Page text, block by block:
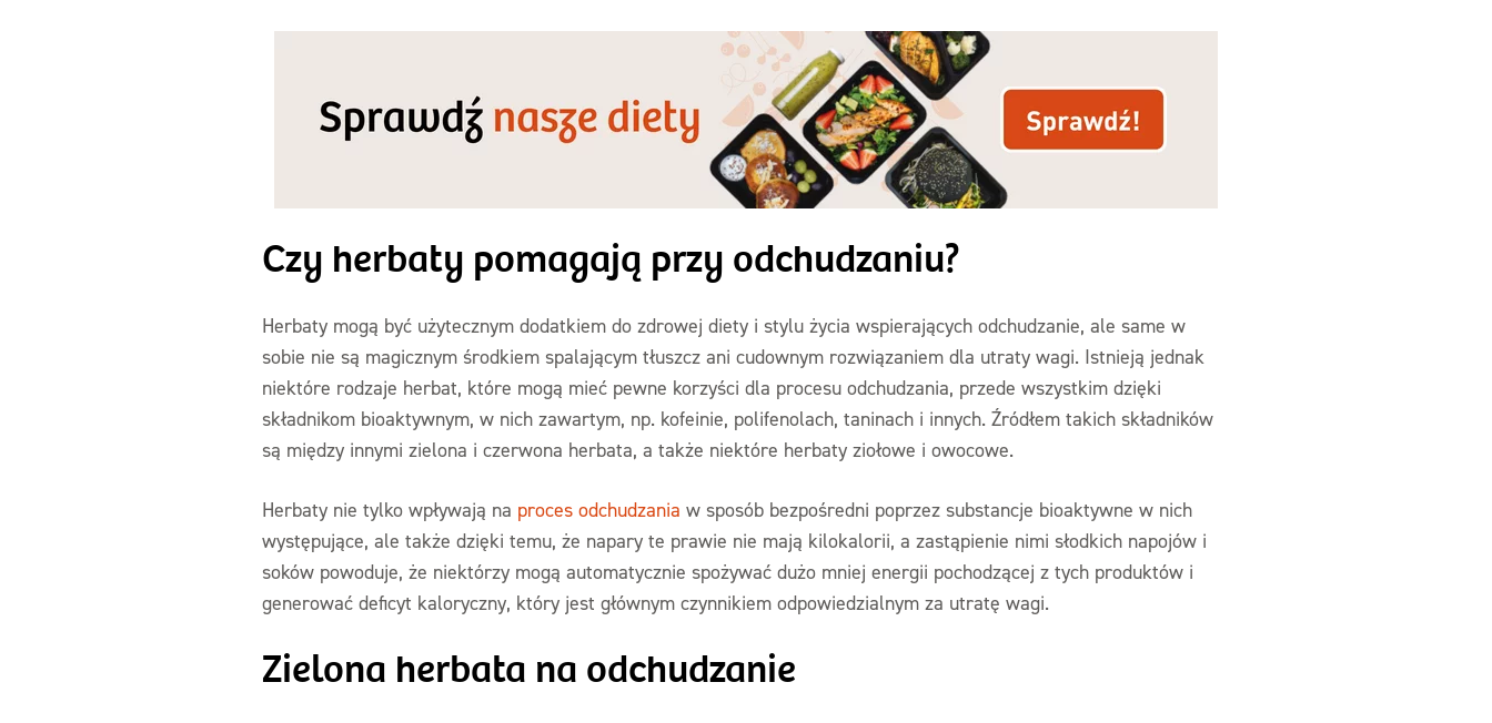
Czy herbaty pomagają przy odchudzaniu?
Herbaty mogą być użytecznym dodatkiem do zdrowej diety i stylu życia wspierających odchudzanie, ale same w
sobie nie są magicznym środkiem spalającym tłuszcz ani cudownym rozwiązaniem dla utraty wagi. Istnieją jednak
niektóre rodzaje herbat, które mogą mieć pewne korzyści dla procesu odchudzania, przede wszystkim dzięki
składnikom bioaktywnym, w nich zawartym, np. kofeinie, polifenolach, taninach i innych. Źródłem takich składników
są między innymi zielona i czerwona herbata, a także niektóre herbaty ziołowe i owocowe.
Herbaty nie tylko wpływają na proces odchudzania w sposób bezpośredni poprzez substancje bioaktywne w nich
występujące, ale także dzięki temu, że napary te prawie nie mają kilokalorii, a zastąpienie nimi słodkich napojów i
soków powoduje, że niektórzy mogą automatycznie spożywać dużo mniej energii pochodzącej z tych produktów i
generować deficyt kaloryczny, który jest głównym czynnikiem odpowiedzialnym za utratę wagi.
Zielona herbata na odchudzanie